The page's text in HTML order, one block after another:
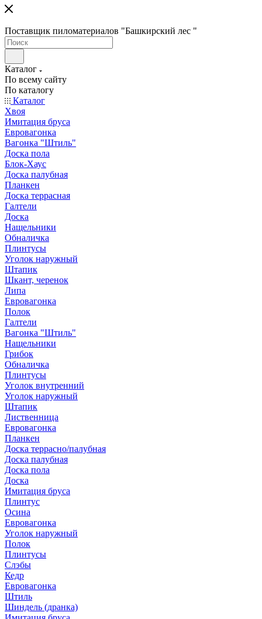
Поставщик пиломатериалов "Башкирский лес "
Каталог
По всему сайту
По каталогу
Каталог
Хвоя
Имитация бруса
Евровагонка
Вагонка "Штиль"
Доска пола
Блок-Хаус
Доска палубная
Планкен
Доска террасная
Галтели
Доска
Нащельники
Обналичка
Плинтусы
Уголок наружный
Штапик
Шкант, черенок
Липа
Евровагонка
Полок
Галтели
Вагонка "Штиль"
Нащельники
Грибок
Обналичка
Плинтусы
Уголок внутренний
Уголок наружный
Штапик
Лиственница
Евровагонка
Планкен
Доска террасно/палубная
Доска палубная
Доска пола
Доска
Имитация бруса
Плинтус
Осина
Евровагонка
Уголок наружный
Полок
Плинтусы
Слэбы
Кедр
Евровагонка
Штиль
Шиндель (дранка)